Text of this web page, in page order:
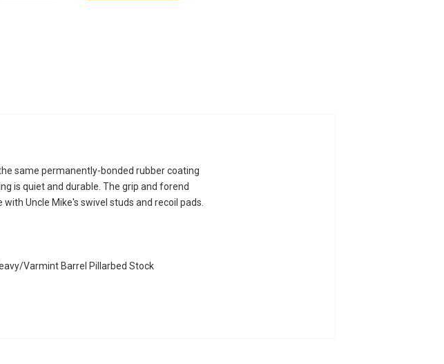
same permanently-bonded rubber coating
is quiet and durable. The grip and forend
Uncle Mike's swivel studs and recoil pads.
Varmint Barrel Pillarbed Stock